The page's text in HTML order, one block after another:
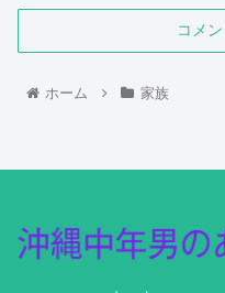
コメ
ホーム 家族